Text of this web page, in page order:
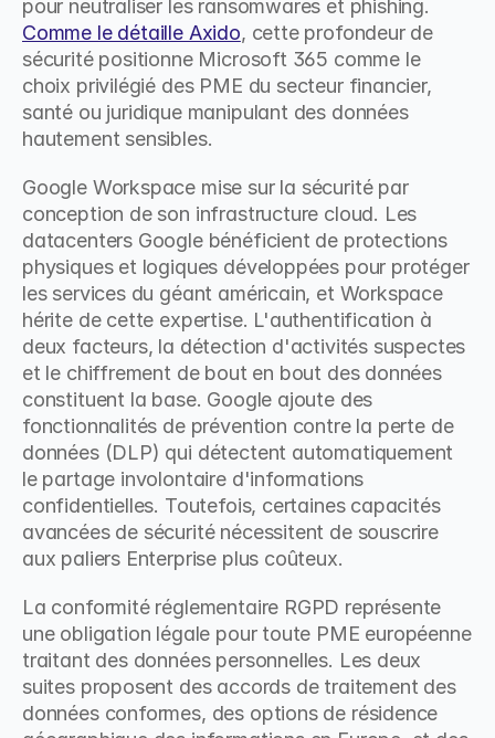
Comme le détaille Axido, cette profondeur de
sécurité positionne Microsoft 365 comme le
choix privilégié des PME du secteur financier,
santé ou juridique manipulant des données
hautement sensibles.
Google Workspace mise sur la sécurité par
conception de son infrastructure cloud. Les
datacenters Google bénéficient de protections
physiques et logiques développées pour protéger
les services du géant américain, et Workspace
hérite de cette expertise. L'authentification à
deux facteurs, la détection d'activités suspectes
et le chiffrement de bout en bout des données
constituent la base. Google ajoute des
fonctionnalités de prévention contre la perte de
données (DLP) qui détectent automatiquement
le partage involontaire d'informations
confidentielles. Toutefois, certaines capacités
avancées de sécurité nécessitent de souscrire
aux paliers Enterprise plus coûteux.
La conformité réglementaire RGPD représente
une obligation légale pour toute PME européenne
traitant des données personnelles. Les deux
suites proposent des accords de traitement des
données conformes, des options de résidence